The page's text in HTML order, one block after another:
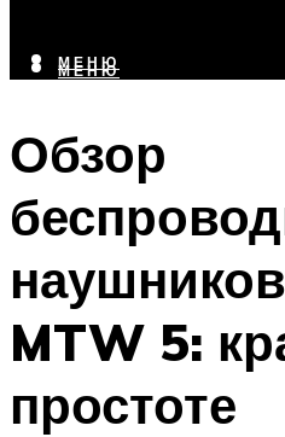
МЕНЮ
МЕНЮ
Обзор
MTW 5:
простоте